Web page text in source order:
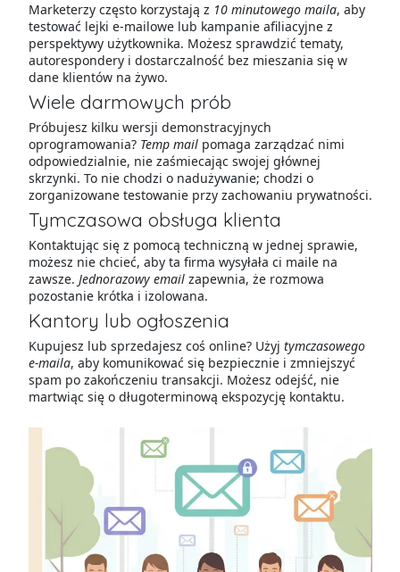
Marketerzy często korzystają z 10 minutowego maila, aby
testować lejki e-mailowe lub kampanie afiliacyjne z
perspektywy użytkownika. Możesz sprawdzić tematy,
autorespondery i dostarczalność bez mieszania się w
dane klientów na żywo.
Wiele darmowych prób
Próbujesz kilku wersji demonstracyjnych
oprogramowania? Temp mailpomaga zarządzać nimi
odpowiedzialnie, nie zaśmiecając swojej głównej
skrzynki. To nie chodzi o nadużywanie; chodzi o
zorganizowane testowanie przy zachowaniu prywatności.
Tymczasowa obsługa klienta
Kontaktując się z pomocą techniczną w jednej sprawie,
możesz nie chcieć, aby ta firma wysyłała ci maile na
zawsze. Jednorazowy emailzapewnia, że rozmowa
pozostanie krótka i izolowana.
Kantory lub ogłoszenia
Kupujesz lub sprzedajesz coś online? Użyj tymczasowego
e-maila, aby komunikować się bezpiecznie i zmniejszyć
spam po zakończeniu transakcji. Możesz odejść, nie
martwiąc się o długoterminową ekspozycję kontaktu.